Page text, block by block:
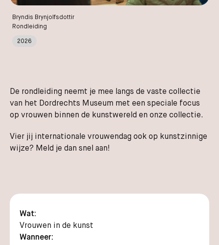
Bryndis Brynjolfsdottir
Rondleiding
2026
De rondleiding neemt je mee langs de vaste collectie
van het Dordrechts Museum met een speciale focus
op vrouwen binnen de kunstwereld en onze collectie.
Vier jij internationale vrouwendag ook op kunstzinnige
wijze? Meld je dan snel aan!
Wat:
Vrouwen in de kunst
Wanneer: